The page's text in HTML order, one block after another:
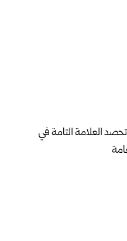
العلامة التامة في